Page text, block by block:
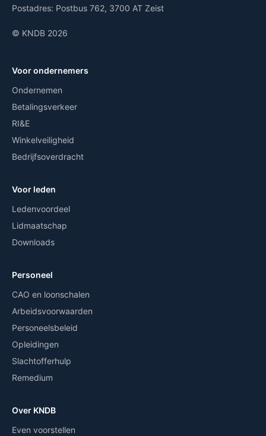
Postadres: Postbus 762, 3700 AT Zeist
© KNDB 2026
Voor ondernemers
Ondernemen
Betalingsverkeer
RI&E
Winkelveiligheid
Bedrijfsoverdracht
Voor leden
Ledenvoordeel
Lidmaatschap
Downloads
Personeel
CAO en loonschalen
Arbeidsvoorwaarden
Personeelsbeleid
Opleidingen
Slachtofferhulp
Remedium
Over KNDB
Even voorstellen